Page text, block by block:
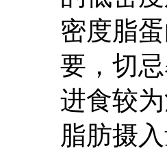
密度脂
要，切
进食较
脂肪摄